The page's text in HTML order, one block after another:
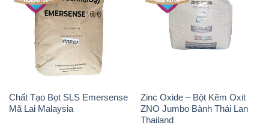
Chất Tạo Bọt SLS Emersense
Mã Lai Malaysia
Zinc Oxide – Bột Kẽm Oxit
ZNO Jumbo Bành Thái Lan
Thailand